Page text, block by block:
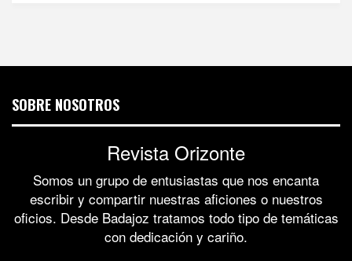
SOBRE NOSOTROS
Revista Orizonte
Somos un grupo de entusiastas que nos encanta
escribir y compartir nuestras aficiones o nuestros
oficios. Desde Badajoz tratamos todo tipo de temáticas
con dedicación y cariño.